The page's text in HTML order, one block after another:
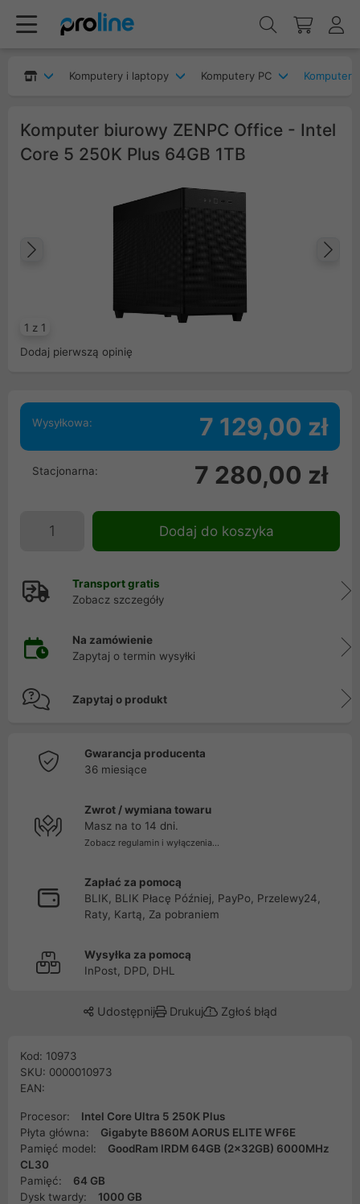
Komputery i laptopy Komputery PC
Komputer biurowy ZENPC Office - Intel
Core 5 250K Plus 64GB 1TB
1 z 1
Dodaj pierwszą opinię
Wysyłkowa: 7 129,00 zł
Stacjonarna: 7 280,00 zł
Dodaj do koszyka
Transport gratis
Zobacz szczegóły
Na zamówienie
Zapytaj o termin wysyłki
Zapytaj o produkt
Gwarancja producenta
36 miesiące
Zwrot / wymiana towaru
Masz na to 14 dni.
Zobacz regulamin i wyłączenia...
Zapłać za pomocą
BLIK, BLIK Płacę Później, PayPo, Przelewy24,
Raty, Kartą, Za pobraniem
Wysyłka za pomocą
InPost, DPD, DHL
Udostępnij Drukuj Zgłoś błąd
Kod: 10973
SKU: 0000010973
EAN:
Procesor:
Intel Core Ultra 5 250K Plus
Płyta główna:
Gigabyte B860M AORUS ELITE WF6E
Pamięć model:
GoodRam IRDM 64GB (2x32GB) 6000MHz
CL30
Pamięć:
64 GB
Dysk twardy:
1000 GB